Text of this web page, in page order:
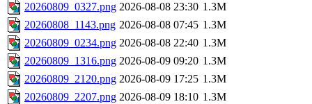
20260809_0327.png 2026-08-08 23:30 1.3M
20260808_1143.png 2026-08-08 07:45 1.3M
20260809_0234.png 2026-08-08 22:40 1.3M
20260809_1316.png 2026-08-09 09:20 1.3M
20260809_2120.png 2026-08-09 17:25 1.3M
20260809_2207.png 2026-08-09 18:10 1.3M